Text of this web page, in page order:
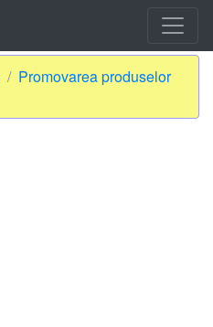
Promovarea produselor